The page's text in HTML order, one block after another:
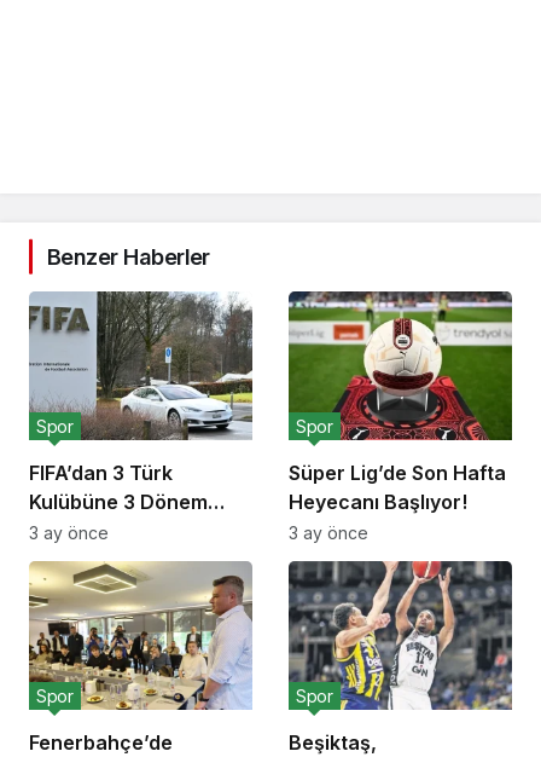
Benzer Haberler
FIFA’dan 3 Türk
Kulübüne 3 Dönem
Transfer Yasağı!
Spor
3 ay önce
Süper Lig’de Son Hafta
Heyecanı Başlıyor!
Spor
3 ay önce
Fenerbahçe’de
Spor
Beşiktaş,
Spor